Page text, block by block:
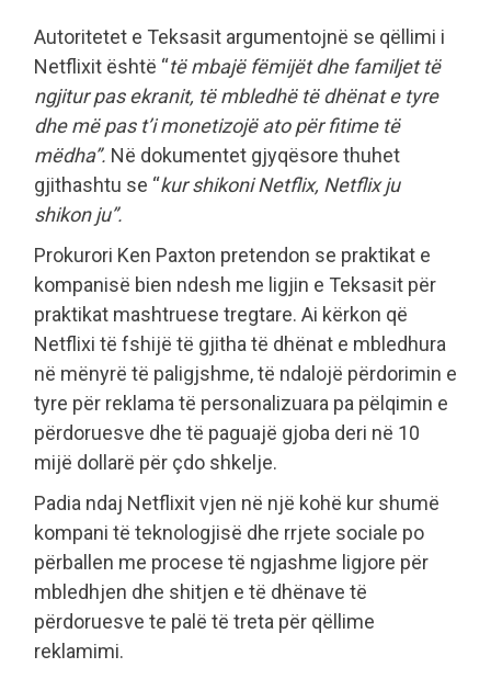
Autoritetet e Teksasit argumentojnë se qëllimi i
Netflixit është “të mbajë fëmijët dhe familjet të
ngjitur pas ekranit, të mbledhë të dhënat e tyre
dhe më pas t’i monetizojë ato për fitime të
mëdha”. Në dokumentet gjyqësore thuhet
gjithashtu se “kur shikoni Netflix, Netflix ju
shikon ju”.
Prokurori Ken Paxton pretendon se praktikat e
kompanisë bien ndesh me ligjin e Teksasit për
praktikat mashtruese tregtare. Ai kërkon që
Netflixi të fshijë të gjitha të dhënat e mbledhura
në mënyrë të paligjshme, të ndalojë përdorimin e
tyre për reklama të personalizuara pa pëlqimin e
përdoruesve dhe të paguajë gjoba deri në 10
mijë dollarë për çdo shkelje.
Padia ndaj Netflixit vjen në një kohë kur shumë
kompani të teknologjisë dhe rrjete sociale po
përballen me procese të ngjashme ligjore për
mbledhjen dhe shitjen e të dhënave të
përdoruesve te palë të treta për qëllime
reklamimi.